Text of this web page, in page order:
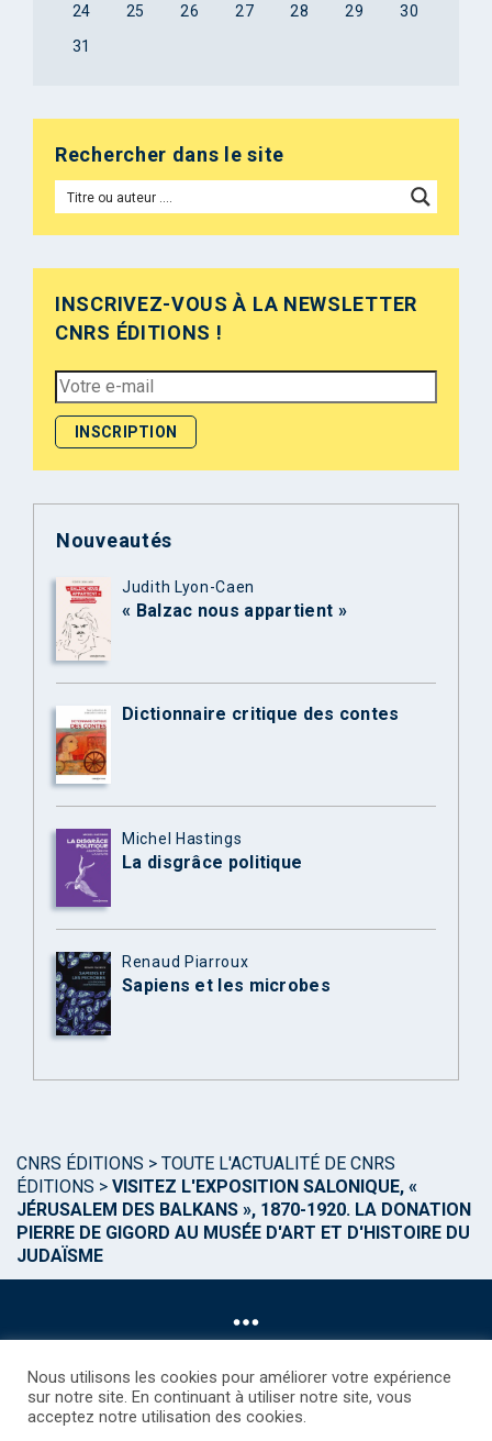
24
25 26 27 28 29
30
31
Rechercher dans le site
INSCRIVEZ-VOUS À LA NEWSLETTER
CNRS ÉDITIONS !
Nouveautés
Judith Lyon-Caen
« Balzac nous appartient »
Dictionnaire critique des contes
Michel Hastings
La disgrâce politique
Renaud Piarroux
Sapiens et les microbes
CNRS ÉDITIONS > TOUTE L'ACTUALITÉ DE CNRS
ÉDITIONS > VISITEZ L'EXPOSITION SALONIQUE, «
JÉRUSALEM DES BALKANS », 1870-1920. LA DONATION
PIERRE DE GIGORD AU MUSÉE D'ART ET D'HISTOIRE DU
JUDAÏSME
©CNRS EDITIONS 2025
Nous utilisons les cookies pour améliorer votre expérience
sur notre site. En continuant à utiliser notre site, vous
acceptez notre utilisation des cookies.